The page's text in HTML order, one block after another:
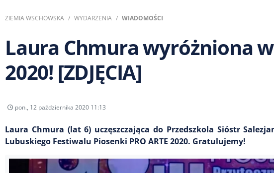
ZIEMIA WSCHOWSKA WYDARZENIA WIADOMOŚCI
Laura Chmura wyróżniona
2020! [ZDJĘCIA]
pon., 12 października 2020 11:13
Laura Chmura (lat 6) uczęszczająca do Przedszkola Sióstr
Lubuskiego Festiwalu Piosenki PRO ARTE 2020. Gratulujemy!